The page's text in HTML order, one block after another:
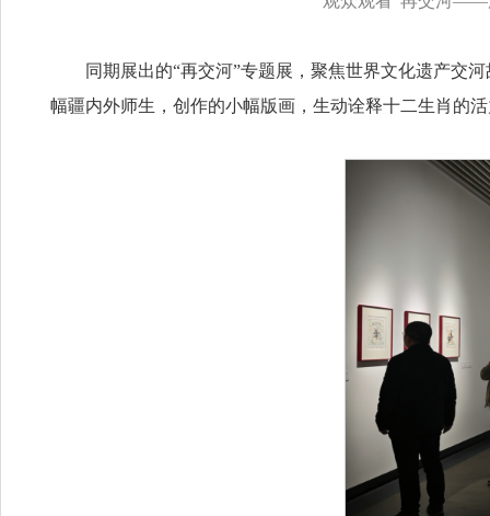
同期展出的“再交河”专题展，聚焦世界文化遗产交
幅疆内外师生，创作的小幅版画，生动诠释十二生肖的